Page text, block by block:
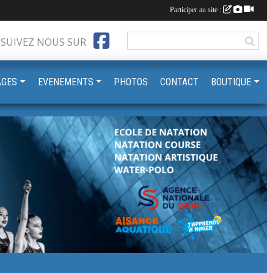
SUIVEZ NOUS SUR
EVENEMENTS PHOTOS CONTACT BOUTIQUE
Participer au site :